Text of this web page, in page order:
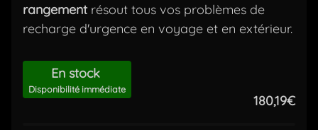
rangement résout tous vos problèmes de
recharge d'urgence en voyage et en extérieur.
En stock
Disponibilité immédiate
180,19€